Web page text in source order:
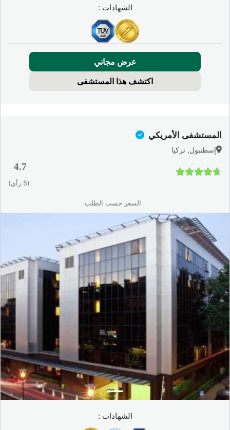
الشهادات :
عرض مجاني
اكتشف هذا المستشفى
المستشفى الأمريكي
إسطنبول, تركيا
4.7
(5 رأي)
السعر حسب الطلب
الشهادات :